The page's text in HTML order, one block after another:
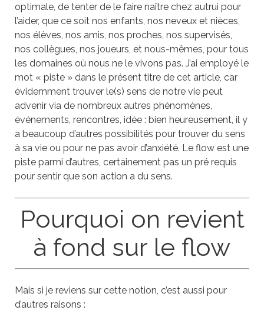
optimale, de tenter de le faire naître chez autrui pour
l’aider, que ce soit nos enfants, nos neveux et nièces,
nos élèves, nos amis, nos proches, nos supervisés,
nos collègues, nos joueurs, et nous-mêmes, pour tous
les domaines où nous ne le vivons pas. J’ai employé le
mot « piste » dans le présent titre de cet article, car
évidemment trouver le(s) sens de notre vie peut
advenir via de nombreux autres phénomènes,
événements, rencontres, idée : bien heureusement, il y
a beaucoup d’autres possibilités pour trouver du sens
à sa vie ou pour ne pas avoir d’anxiété. Le flow est une
piste parmi d’autres, certainement pas un pré requis
pour sentir que son action a du sens.
Pourquoi on revient
à fond sur le flow
Mais si je reviens sur cette notion, c’est aussi pour
d’autres raisons :